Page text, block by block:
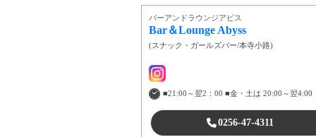
バーアンドラウンジアビス
Bar＆Lounge Abyss
(スナック・ガールズバー/本寺小路)
■21:00～翌2：00 ■金・土は 20:00～翌4:00
0256-47-4311